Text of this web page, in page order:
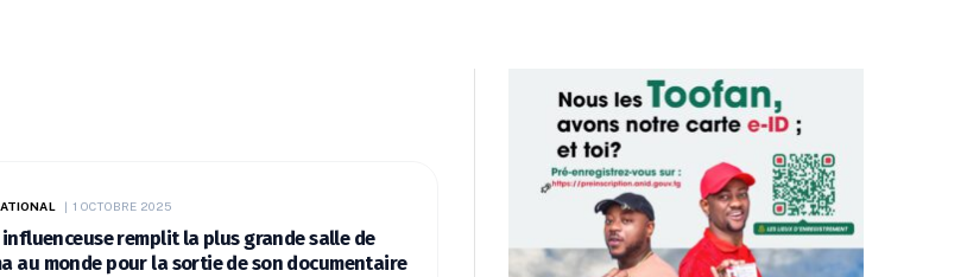
1 OCTOBRE 2025
remplit la plus grande salle de
au monde pour la sortie de son documentaire